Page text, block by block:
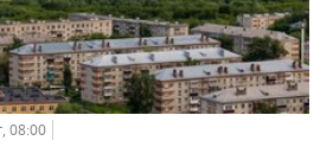
08:00